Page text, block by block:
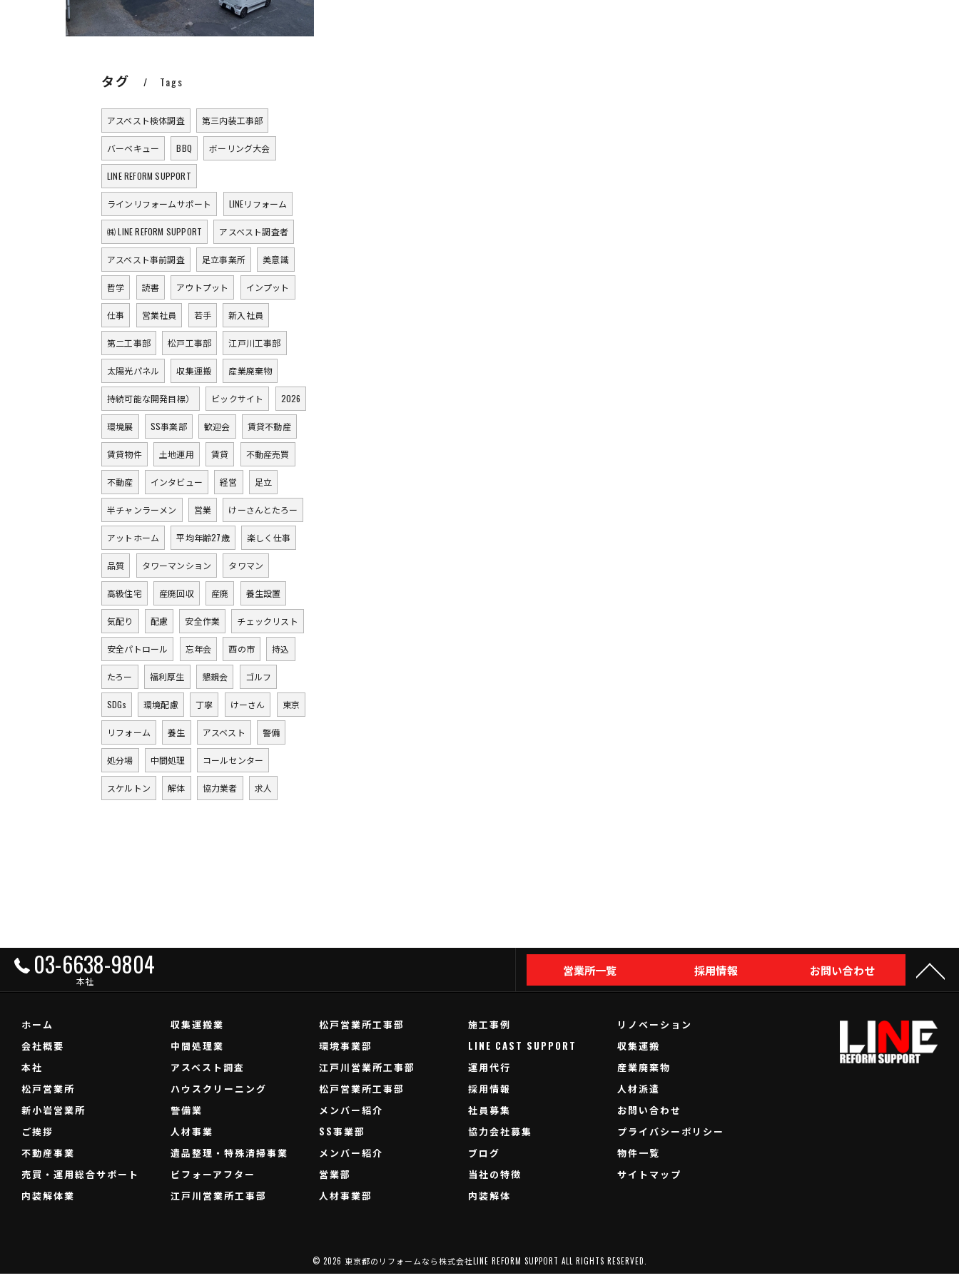
タグ Tags
アスベスト検体調査 第三内装工事部
バーベキュー BBQ ボーリング大会
LINE REFORM SUPPORT
ラインリフォームサポート LINEリフォーム
㈱ LINE REFORM SUPPORT アスベスト調査者
アスベスト事前調査 足立事業所 美意識
哲学 読書 アウトプット インプット
仕事 営業社員 若手 新入社員
第二工事部 松戸工事部 江戸川工事部
太陽光パネル 収集運搬 産業廃棄物
持続可能な開発目標） ビックサイト 2026
環境展 SS事業部 歓迎会 賃貸不動産
賃貸物件 土地運用 賃貸 不動産売買
不動産 インタビュー 経営 足立
半チャンラーメン 営業 けーさんとたろー
アットホーム 平均年齢27歳 楽しく仕事
品質 タワーマンション タワマン
高級住宅 産廃回収 産廃 養生設置
気配り 配慮 安全作業 チェックリスト
安全パトロール 忘年会 酉の市 持込
たろー 福利厚生 懇親会 ゴルフ
SDGs 環境配慮 丁寧 けーさん 東京
リフォーム 養生 アスベスト 警備
処分場 中間処理 コールセンター
スケルトン 解体 協力業者 求人
03-6638-9804
本社
営業所一覧 採用情報 お問い合わせ
ホーム
会社概要
本社
松戸営業所
新小岩営業所
ご挨拶
不動産事業
売買・運用総合サポート
内装解体業
収集運搬業
中間処理業
アスベスト調査
ハウスクリーニング
警備業
人材事業
遺品整理・特殊清掃事業
ビフォーアフター
江戸川営業所工事部
松戸営業所工事部
環境事業部
江戸川営業所工事部
松戸営業所工事部
メンバー紹介
SS事業部
メンバー紹介
営業部
人材事業部
施工事例
LINE CAST SUPPORT
運用代行
採用情報
社員募集
協力会社募集
ブログ
当社の特徴
内装解体
リノベーション
収集運搬
産業廃棄物
人材派遣
お問い合わせ
プライバシーポリシー
物件一覧
サイトマップ
© 2026 東京都のリフォームなら株式会社LINE REFORM SUPPORT ALL RIGHTS RESERVED.